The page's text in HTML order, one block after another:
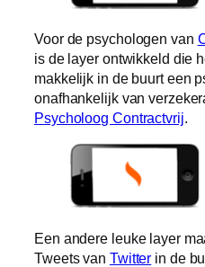
Voor de psychologen van
is de layer ontwikkeld die
makkelijk in de buurt een
onafhankelijk van
Psycholoog Contractvrij.
Een andere leuke layer
Tweets van Twitter in de